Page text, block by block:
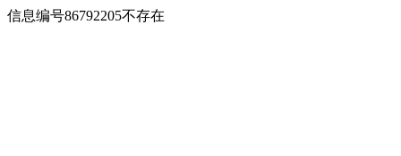
信息编号86792205不存在